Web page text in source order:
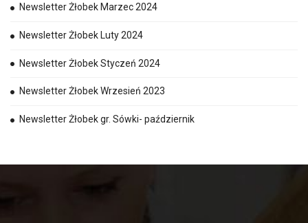
Newsletter Żłobek Marzec 2024
Newsletter Żłobek Luty 2024
Newsletter Żłobek Styczeń 2024
Newsletter Żłobek Wrzesień 2023
Newsletter Żłobek gr. Sówki- październik